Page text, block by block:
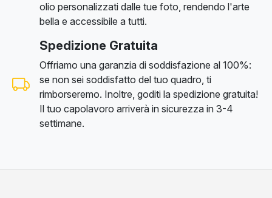
olio personalizzati dalle tue foto, rendendo l'arte
bella e accessibile a tutti.
Spedizione Gratuita
Offriamo una garanzia di soddisfazione al 100%:
se non sei soddisfatto del tuo quadro, ti
rimborseremo. Inoltre, goditi la spedizione gratuita!
Il tuo capolavoro arriverà in sicurezza in 3-4
settimane.